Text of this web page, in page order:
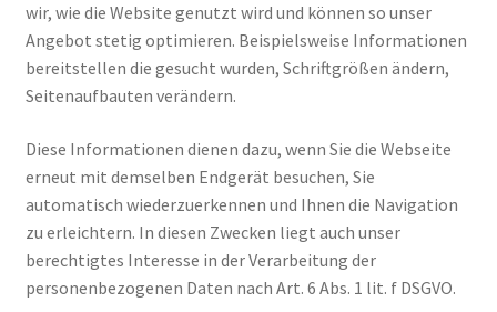
wir, wie die Website genutzt wird und können so unser
Angebot stetig optimieren. Beispielsweise Informationen
bereitstellen die gesucht wurden, Schriftgrößen ändern,
Seitenaufbauten verändern.
Diese Informationen dienen dazu, wenn Sie die Webseite
erneut mit demselben Endgerät besuchen, Sie
automatisch wiederzuerkennen und Ihnen die Navigation
zu erleichtern. In diesen Zwecken liegt auch unser
berechtigtes Interesse in der Verarbeitung der
personenbezogenen Daten nach Art. 6 Abs. 1 lit. f DSGVO.